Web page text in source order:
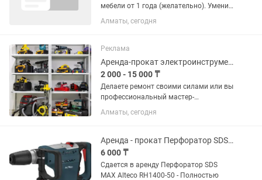
мебели от 1 года (желательно). Умение
читать чертежи. Навыки работы с
ЛДСП, МДФ, столешницами и
установки фурнитуры (BLUM, Hettich,
Boyard...
Алматы, сегодня
Реклама
Аренда-прокат электроинструментов - TRADE ENERGY RENT
2 000 - 15 000 ₸
Делаете ремонт своими силами или вы
профессиональный мастер-
отделочник? Нет смысла тратить сотни
тысяч тенге на покупку дорогого
Компания Trade Energy предоставит...
Алматы, сегодня
Аренда - прокат Перфоратор SDS MAX Alteco RH1400-50
6 000 ₸
Сдается в аренду Перфоратор SDS
MAX Alteco RH1400-50 - Полностью